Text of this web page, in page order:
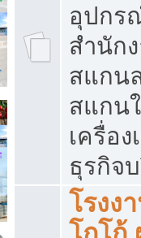
อุปกร
สำนัก
สแกน
สแกน
เครื่อ
ธุรกิจ
โรงง